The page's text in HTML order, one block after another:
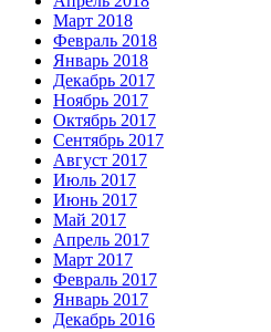
Март 2018
Февраль 2018
Январь 2018
Декабрь 2017
Ноябрь 2017
Октябрь 2017
Сентябрь 2017
Август 2017
Июль 2017
Июнь 2017
Май 2017
Апрель 2017
Март 2017
Февраль 2017
Январь 2017
Декабрь 2016